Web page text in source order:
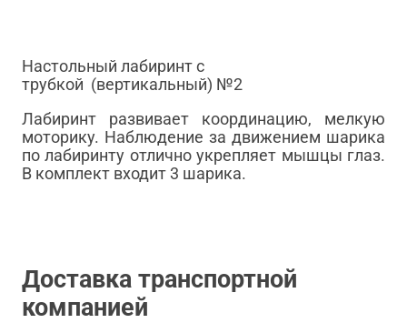
Настольный лабиринт с
трубкой (вертикальный) №2
Лабиринт развивает координацию, мелкую
моторику. Наблюдение за движением шарика
по лабиринту отлично укрепляет мышцы глаз.
В комплект входит 3 шарика.
Доставка транспортной
компанией